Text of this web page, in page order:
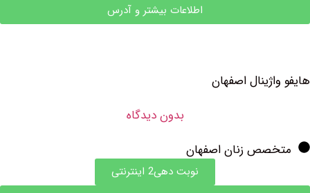
اطلاعات بیشتر و آدرس
اصفهان
بدون دیدگاه
زنان اصفهان
نوبت دهی2 اینترنتی